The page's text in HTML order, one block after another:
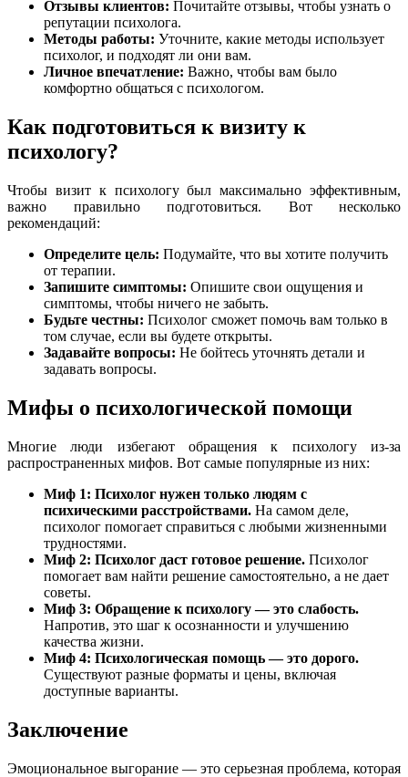
Отзывы клиентов: Почитайте отзывы, чтобы узнать о
репутации психолога.
Методы работы: Уточните, какие методы использует
психолог, и подходят ли они вам.
Личное впечатление: Важно, чтобы вам было
комфортно общаться с психологом.
Как подготовиться к визиту к
психологу?
Чтобы визит к психологу был максимально эффективным,
важно правильно подготовиться. Вот несколько
рекомендаций:
Определите цель: Подумайте, что вы хотите получить
от терапии.
Запишите симптомы: Опишите свои ощущения и
симптомы, чтобы ничего не забыть.
Будьте честны: Психолог сможет помочь вам только в
том случае, если вы будете открыты.
Задавайте вопросы: Не бойтесь уточнять детали и
задавать вопросы.
Мифы о психологической помощи
Многие люди избегают обращения к психологу из-за
распространенных мифов. Вот самые популярные из них:
Миф 1: Психолог нужен только людям с
психическими расстройствами. На самом деле,
психолог помогает справиться с любыми жизненными
трудностями.
Миф 2: Психолог даст готовое решение. Психолог
помогает вам найти решение самостоятельно, а не дает
советы.
Миф 3: Обращение к психологу — это слабость.
Напротив, это шаг к осознанности и улучшению
качества жизни.
Миф 4: Психологическая помощь — это дорого.
Существуют разные форматы и цены, включая
доступные варианты.
Заключение
Эмоциональное выгорание — это серьезная проблема, которая